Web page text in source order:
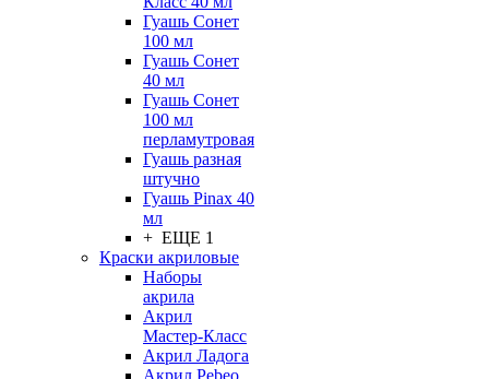
Гуашь Сонет
100 мл
Гуашь Сонет
40 мл
Гуашь Сонет
100 мл
перламутровая
Гуашь разная
штучно
Гуашь Pinax 40
мл
+ ЕЩЕ 1
Краски акриловые
Наборы
акрила
Акрил
Мастер-Класс
Акрил Ладога
Акрил Pebeo